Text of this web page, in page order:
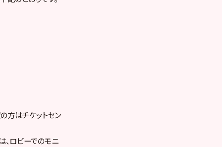
方はチケットセン
、ロビーでのモニ